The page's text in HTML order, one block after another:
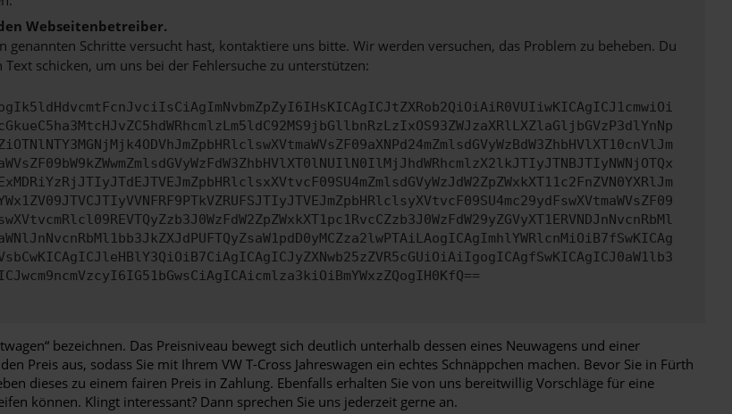
Webseitenbetreiber.
genannten Schritte versucht hast, kontaktiere uns bitte. Wir werden versuchen, das Problem zu beheben. Du
Text schicken, um uns bei der Fehlersuche zu unterstützen:
bezeichnen. Das Preisniveau bewegt sich deutlich unterhalb dessen eines Neuwagens und einer
Preis aus, sodass Sie mit Ihrem VW T-Cross Jahreswagen ein echtes Schnäppchen machen. Bevor Sie in Fürth
dieses zu einem fairen Preis in Zahlung. Ebenfalls erhalten Sie von uns bereitwillig Vorschläge für eine
können. Klingt interessant? Dann sprechen Sie uns jederzeit gerne an.